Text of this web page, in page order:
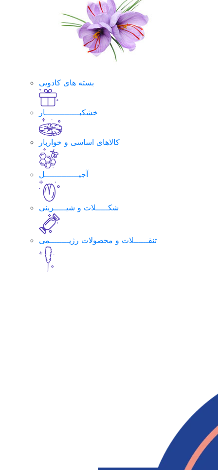
بسته های کادویی
خشکبــــــــــــــار
کالاهای اساسی و خواربار
آجیــــــــــــــل
شکـــــلات و شیـــــرینی
تنقــــــلات و محصولات رژیــــــــمی